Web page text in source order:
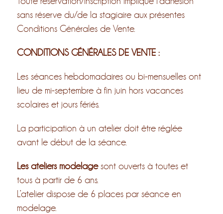
sans réserve du/de la stagiaire aux présentes
Conditions Générales de Vente.
CONDITIONS GÉNÉRALES DE VENTE :
Les séances hebdomadaires ou bi-mensuelles ont
lieu de mi-septembre à fin juin hors vacances
scolaires et jours fériés.
La participation à un atelier doit être réglée
avant le début de la séance.
Les ateliers modelagesont ouverts à toutes et
tous à partir de 6 ans.
L’atelier dispose de 6 places par séance en
modelage.